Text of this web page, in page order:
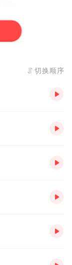
安
，关注后，并在公/众/
集。
切换顺序